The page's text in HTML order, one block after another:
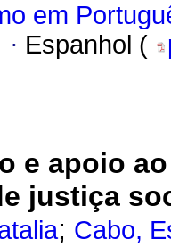
em
· Espanhol (
e apoio
justiça
; Cabo,